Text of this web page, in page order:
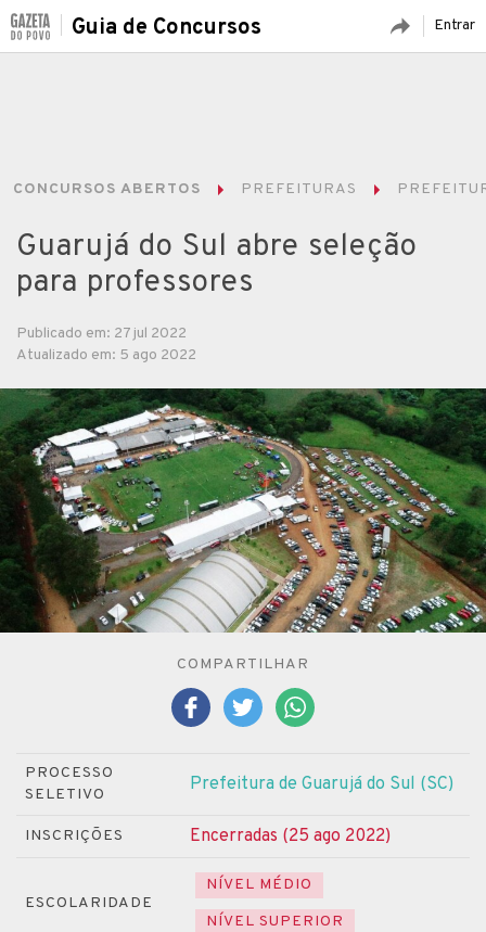
Entrar
Guia de Concursos
CONCURSOS ABERTOS PREFEITURAS
Guarujá do Sul abre seleção
para professores
Publicado em: 27 jul 2022
Atualizado em: 5 ago 2022
COMPARTILHAR
PROCESSO
SELETIVO
Prefeitura de Guarujá do Sul (SC)
INSCRIÇÕES Encerradas (25 ago 2022)
ESCOLARIDADE
NÍVEL MÉDIO
NÍVEL SUPERIOR